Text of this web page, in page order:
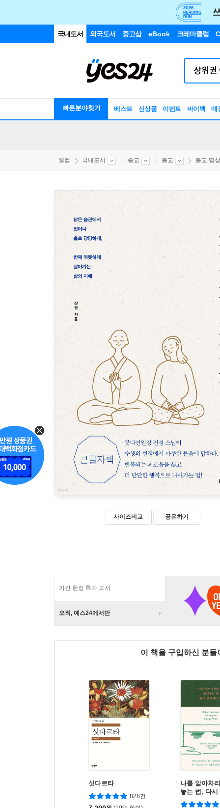
국내도서 외국도서 중고샵 eBook 크레마클럽
빠른분야찾기 베스트 신상품 이벤트 바이백 매
웰컴 국내도서 종교 불교 불교 명
사이즈비교 공유하기
기간 한정 특가 도서
오직, 예스24에서만
이 책을 구입하신 분
싯다르타
828건
나를 알아차
놓는 법, 다